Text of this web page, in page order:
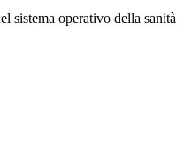
sistema operativo della